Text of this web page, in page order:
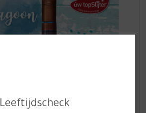
Leeftijdscheck